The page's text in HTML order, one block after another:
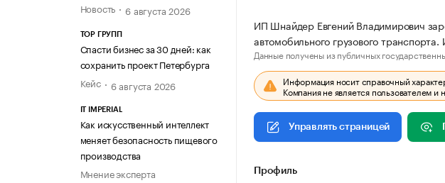
Новость
6 августа 2026
ТОР ГРУПП
Спасти бизнес за 30 дней: как
сохранить проект Петербурга
Кейс
6 августа 2026
IT IMPERIAL
Как искусственный интеллект
меняет безопасность пищевого
производства
Мнение эксперта
ИП Шнайдер Евгений Владимирович
автомобильного грузового
Данные получены из публичных
Информация носит справочный
Компания не является пользователем
Управлять страницей
Профиль